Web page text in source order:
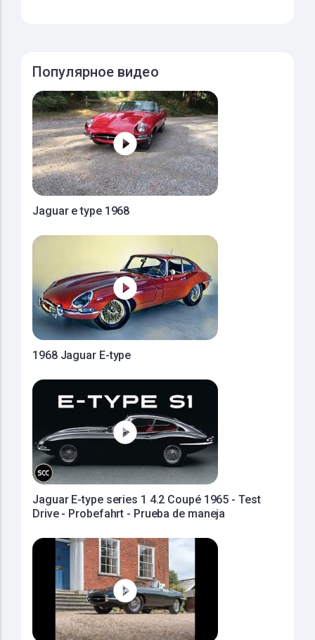
Популярное видео
Jaguar e type 1968
1968 Jaguar E-type
Jaguar E-type series 1 4.2 Coupé 1965 - Test
Drive - Probefahrt - Prueba de maneja